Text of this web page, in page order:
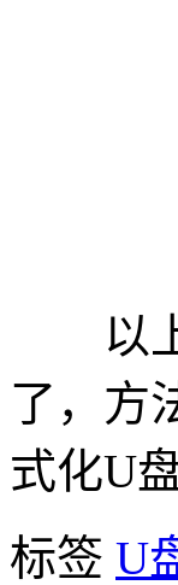
以上
了，方
式化U
标签 U